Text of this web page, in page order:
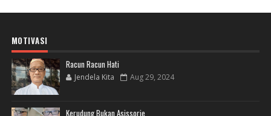
MOTIVASI
Racun Racun Hati
Jendela Kita Aug 29, 2024
Kerudung Bukan Asissorie